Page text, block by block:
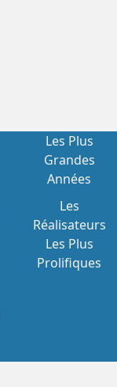
Les Plus
Grandes
Années
Les
Réalisateurs
Les Plus
Prolifiques